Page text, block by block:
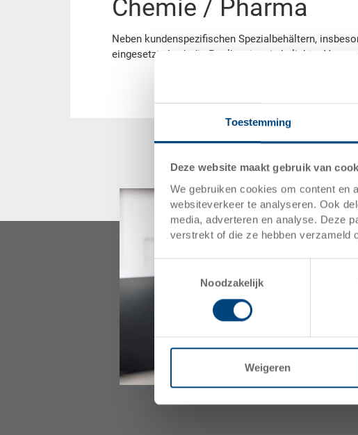
Toestemming
Deze website maakt gebruik van
We gebruiken cookies om content en
websiteverkeer te analyseren. Ook
media, adverteren en analyse. Deze
verstrekt of die ze hebben verzameld
Noodzakelijk
Weigeren
Chemie / Pharma
Neben kundenspezifischen Spezialbehältern,
eingesetzt. Auch die Poolbox ist ein beliebter